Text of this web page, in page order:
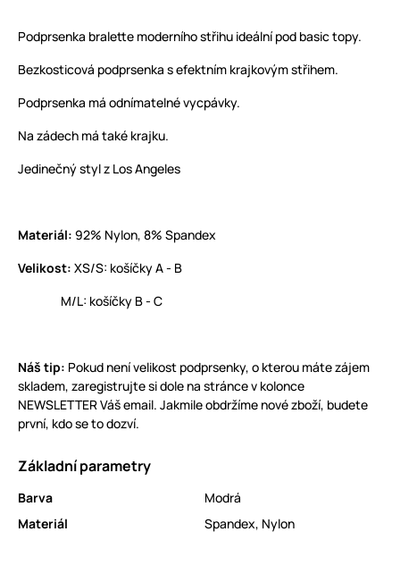
Podprsenka bralette moderního střihu ideální pod basic topy.
Bezkosticová podprsenka s efektním krajkovým střihem.
Podprsenka má odnímatelné vycpávky.
Na zádech má také krajku.
Jedinečný styl z Los Angeles
Materiál: 92% Nylon, 8% Spandex
Velikost: XS/S: košíčky A - B
M/L: košíčky B - C
Náš tip: Pokud není velikost podprsenky, o kterou máte zájem
skladem, zaregistrujte si dole na stránce v kolonce
NEWSLETTER Váš email. Jakmile obdržíme nové zboží, budete
první, kdo se to dozví.
Základní parametry
Barva
Modrá
Materiál
Spandex, Nylon